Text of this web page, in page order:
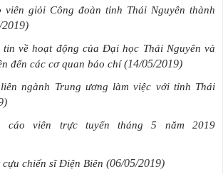
viên giỏi Công đoàn tỉnh Thái Nguyên thành
tin về hoạt động của Đại học Thái Nguyên và
đến các cơ quan báo chí (14/05/2019)
ngành Trung ương làm việc với tỉnh Thái
cáo viên trực tuyến tháng 5 năm 2019
cựu chiến sĩ Điện Biên (06/05/2019)